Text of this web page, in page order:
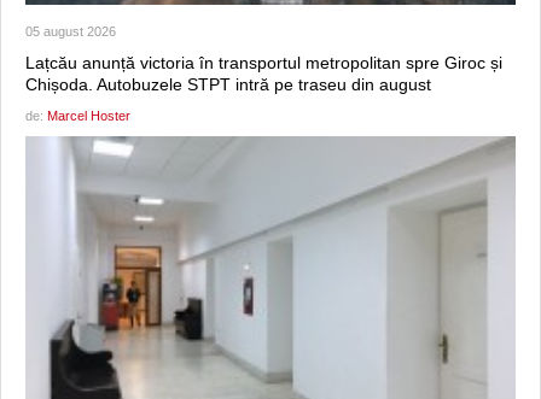
05 august 2026
Lațcău anunță victoria în transportul metropolitan spre Giroc și
Chișoda. Autobuzele STPT intră pe traseu din august
de: Marcel Hoster